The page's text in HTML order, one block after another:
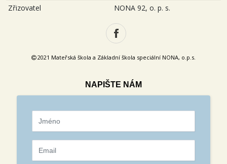
Zřizovatel
NONA 92, o. p. s.
2021 Mateřská škola a Základní škola speciální NONA, o.p.s.
NAPIŠTE NÁM